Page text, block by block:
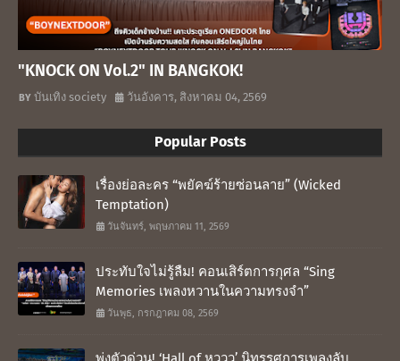
"KNOCK ON Vol.2" IN BANGKOK!
บันเทิง society วันอังคาร, สิงหาคม 04, 2569
Popular Posts
เรื่องย่อละคร “พยัคฆ์ร้ายซ่อนลาย” (Wicked
Temptation)
วันจันทร์, พฤษภาคม 11, 2569
ประทับใจไม่รู้ลืม! คอนเสิร์ตการกุศล “Sing
Memories เพลงหวานในความทรงจำ”
วันพุธ, กรกฎาคม 08, 2569